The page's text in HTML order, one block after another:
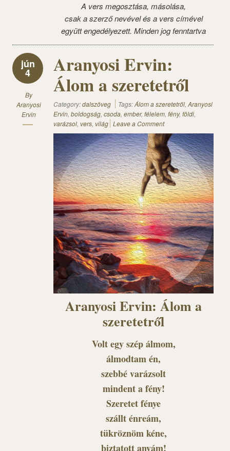
A vers megosztása, másolása,
csak a szerző nevével és a vers címével
együtt engedélyezett. Minden jog fenntartva
jún
4
By
Aranyosi
Ervin
Aranyosi Ervin:
Álom a szeretetről
Category:dalszöveg Tags:Álom a szeretetről, Aranyosi
Ervin, boldogság, csoda, ember, félelem, fény, földi,
varázsol, vers, világ Leave a Comment
Aranyosi Ervin: Álom a
szeretetről
Volt egy szép álmom,
álmodtam én,
szebbé varázsolt
mindent a fény!
Szeretet fénye
szállt énreám,
tükröznöm kéne,
biztatott anyám!